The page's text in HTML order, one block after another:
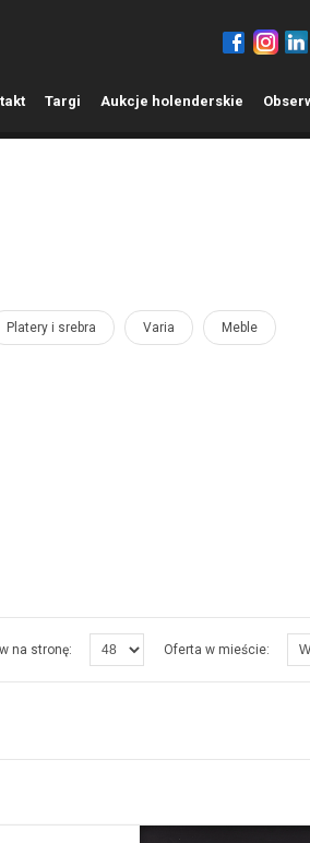
Targi Aukcje holenderskie O
Platery i srebra Varia Meble
na stronę: Oferta w mieście: